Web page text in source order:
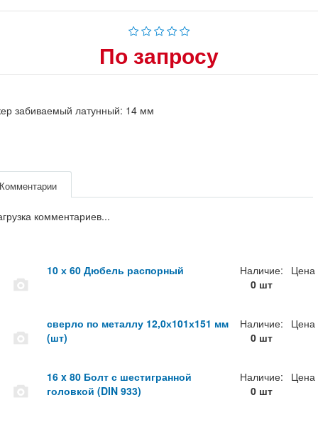
По запросу
забиваемый латунный: 14 мм
комментариев...
10 х 60 Дюбель распорный
Наличие:
0 шт
Цена
сверло по металлу 12,0х101х151 мм
(шт)
Наличие:
0 шт
Цена
16 x 80 Болт с шестигранной
головкой (DIN 933)
Наличие:
0 шт
Цена